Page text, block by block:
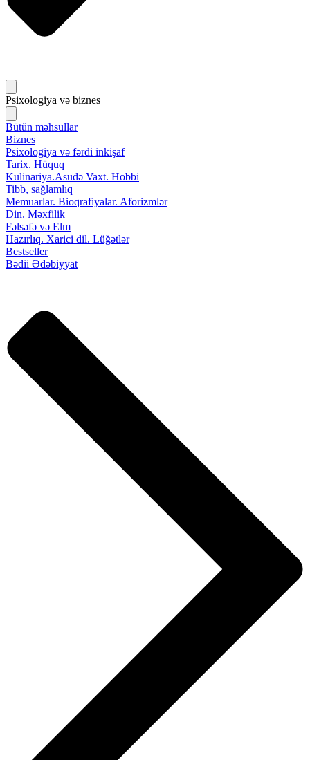
Psixologiya və biznes
Bütün məhsullar
Biznes
Psixologiya və fərdi inkişaf
Tarix. Hüquq
Kulinariya.Asudə Vaxt. Hobbi
Tibb, sağlamlıq
Memuarlar. Bioqrafiyalar. Aforizmlər
Din. Məxfilik
Fəlsəfə və Elm
Hazırlıq. Xarici dil. Lüğətlər
Bestseller
Bədii Ədəbiyyat